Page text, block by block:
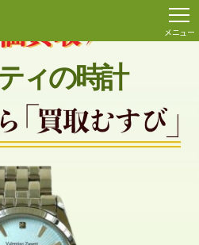
メニュー
ィの時計